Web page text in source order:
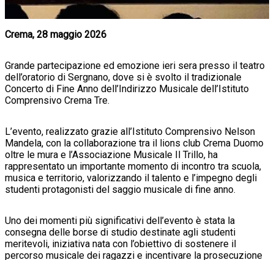
Crema, 28 maggio 2026
Grande partecipazione ed emozione ieri sera presso il teatro
dell’oratorio di Sergnano, dove si è svolto il tradizionale
Concerto di Fine Anno dell’Indirizzo Musicale dell’Istituto
Comprensivo Crema Tre.
L’evento, realizzato grazie all’Istituto Comprensivo Nelson
Mandela, con la collaborazione tra il lions club Crema Duomo
oltre le mura e l’Associazione Musicale Il Trillo, ha
rappresentato un importante momento di incontro tra scuola,
musica e territorio, valorizzando il talento e l’impegno degli
studenti protagonisti del saggio musicale di fine anno.
Uno dei momenti più significativi dell’evento è stata la
consegna delle borse di studio destinate agli studenti
meritevoli, iniziativa nata con l’obiettivo di sostenere il
percorso musicale dei ragazzi e incentivare la prosecuzione